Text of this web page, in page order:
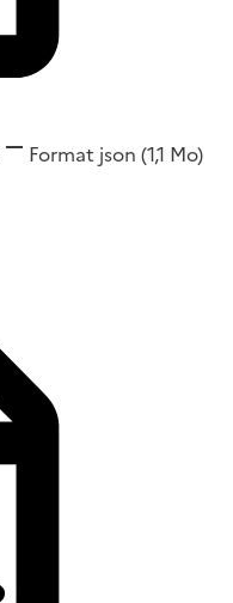
Format json (1,1 Mo)